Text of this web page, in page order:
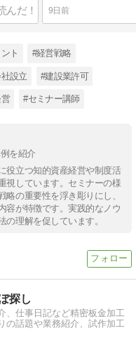
9日前
ト #経営戦略
設立 #建設業許可
#セミナー講師
を紹介
役立つ知的資産経営や制度活
視しています。セミナーの様
の重要性を浮き彫りにし、
容が特徴です。実践的なノウ
理解を促しています。
探し
、仕事日記など精密板金加工
の話題や業務紹介、試作加工